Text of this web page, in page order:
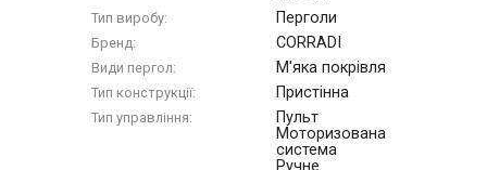
Тип виробу: Перголи
Бренд: CORRADI
Види пергол: М'яка покрівля
Тип конструкції: Пристінна
Тип управління:
Пульт
Моторизована
система